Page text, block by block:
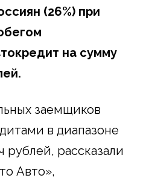
(26%) при
на сумму
заемщиков
в диапазоне
рублей, рассказали
Авто»,